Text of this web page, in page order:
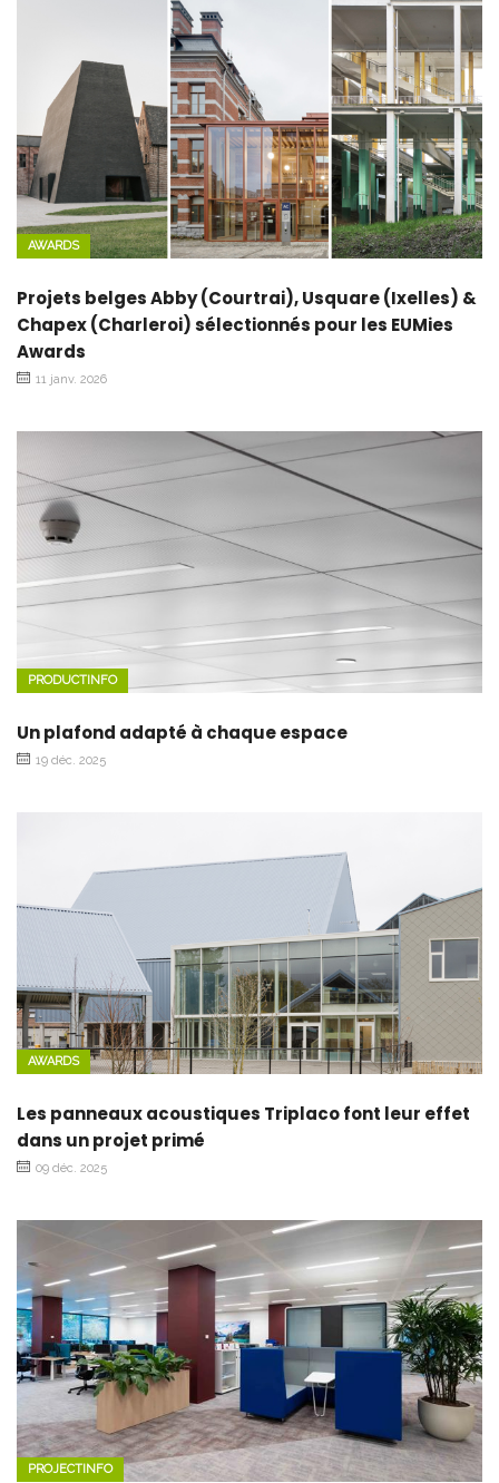
AWARDS
Projets belges Abby (Courtrai), Usquare (Ixelles) &
Chapex (Charleroi) sélectionnés pour les EUMies
Awards
11 janv. 2026
PRODUCTINFO
Un plafond adapté à chaque espace
19 déc. 2025
AWARDS
Les panneaux acoustiques Triplaco font leur effet
dans un projet primé
09 déc. 2025
PROJECTINFO